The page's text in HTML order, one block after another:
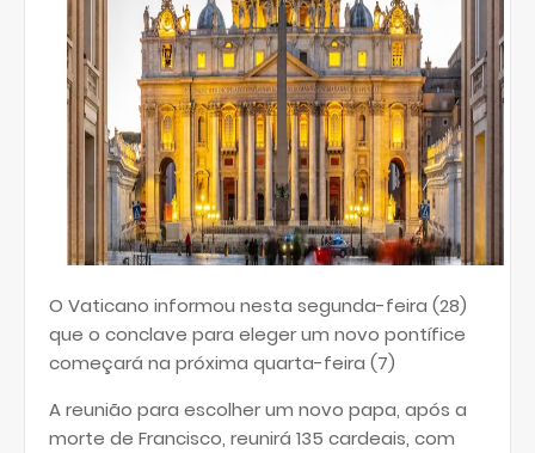
O Vaticano informou nesta segunda-feira (28)
que o conclave para eleger um novo pontífice
começará na próxima quarta-feira (7)
A reunião para escolher um novo papa, após a
morte de Francisco, reunirá 135 cardeais, com